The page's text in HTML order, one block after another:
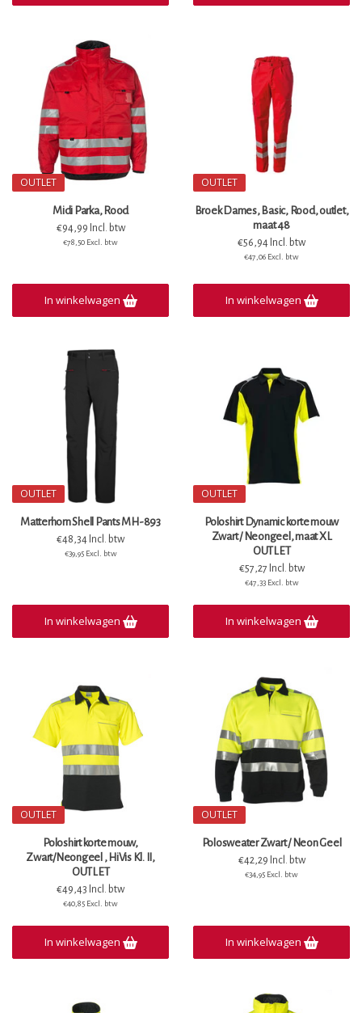
OUTLET
Midi Parka, Rood
€94,99 Incl. btw
€78,50 Excl. btw
In winkelwagen
OUTLET
Broek Dames, Basic, Rood, outlet,
maat 48
€56,94 Incl. btw
€47,06 Excl. btw
In winkelwagen
OUTLET
Matterhorn Shell Pants MH-893
€48,34 Incl. btw
€39,95 Excl. btw
In winkelwagen
OUTLET
Poloshirt Dynamic korte mouw
Zwart / Neongeel, maat XL
OUTLET
€57,27 Incl. btw
€47,33 Excl. btw
In winkelwagen
OUTLET
Poloshirt korte mouw,
Zwart/Neongeel , HiVis Kl. II,
OUTLET
€49,43 Incl. btw
€40,85 Excl. btw
In winkelwagen
OUTLET
Polosweater Zwart / Neon Geel
€42,29 Incl. btw
€34,95 Excl. btw
In winkelwagen